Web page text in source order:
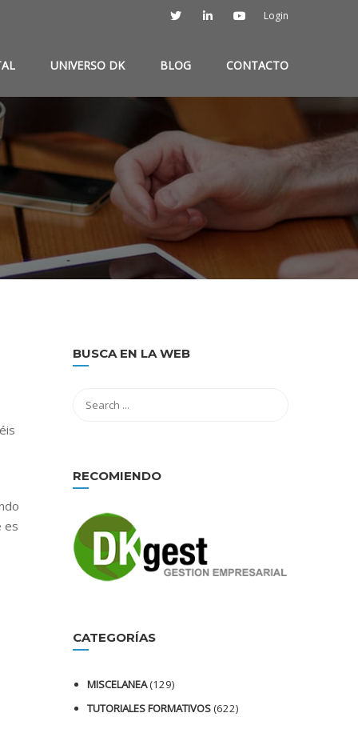
Login
UNIVERSO DK BLOG CONTACTO
es
BUSCA EN LA WEB
RECOMIENDO
CATEGORÍAS
MISCELANEA(129)
TUTORIALES FORMATIVOS(622)